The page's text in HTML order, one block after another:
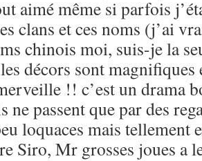
aimé même si parfois
clans et ces noms (j’ai
chinois moi, suis-je la
décors sont
!! c’est un drama
ne passent que par des
loquaces mais tellement
Siro, Mr grosses joues a